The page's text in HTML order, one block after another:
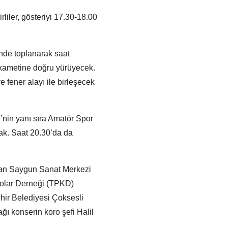
gösteriyi 17.30-18.00
toplanarak saat
doğru yürüyecek.
fener alayı ile birleşecek
yanı sıra Amatör Spor
Saat 20.30’da da
Saygun Sanat Merkezi
Derneği (TPKD)
Belediyesi Çoksesli
konserin koro şefi Halil